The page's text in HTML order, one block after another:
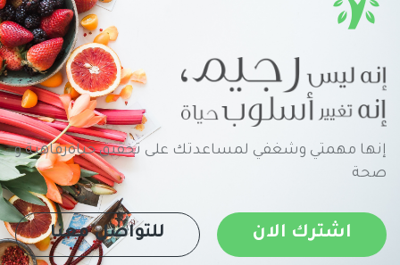
إنها مهمتي وشغفي لمساعدتك على تحقيق حياةرفاهية و
صحة
اشترك الان للتواصل معنا